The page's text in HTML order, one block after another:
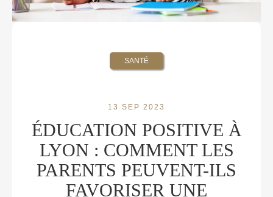
SANTÉ
13 SEP 2023
ÉDUCATION POSITIVE À
LYON : COMMENT LES
PARENTS PEUVENT-ILS
FAVORISER UNE